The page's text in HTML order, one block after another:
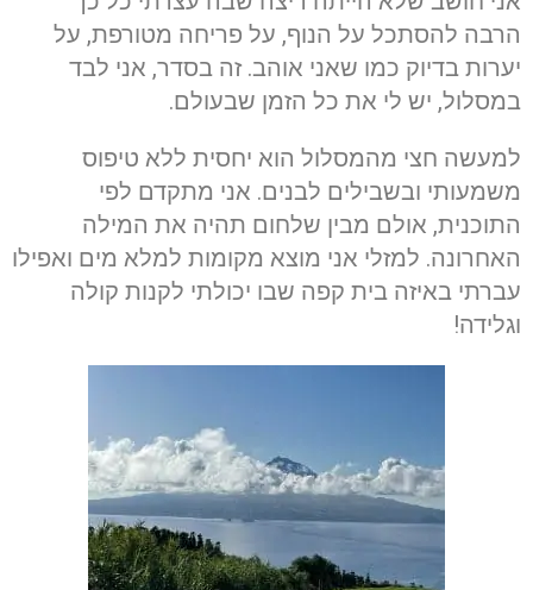
הרבה להסתכל על הנוף, על פריחה מטורפת, על
יערות בדיוק כמו שאני אוהב. זה בסדר, אני לבד
במסלול, יש לי את כל הזמן שבעולם.
למעשה חצי מהמסלול הוא יחסית ללא טיפוס
משמעותי ובשבילים לבנים. אני מתקדם לפי
התוכנית, אולם מבין שלחום תהיה את המילה
האחרונה. למזלי אני מוצא מקומות למלא מים ואפילו
עברתי באיזה בית קפה שבו יכולתי לקנות קולה
וגלידה!